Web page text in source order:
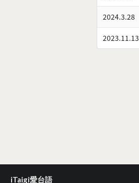
2024.3.28
2023.11.13
iTaigi愛台語